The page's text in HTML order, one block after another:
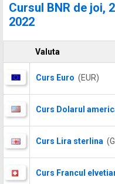
Cursul BNR de joi,
2022
Valuta
Curs Euro (EUR)
Curs Dolarul
Curs Lira sterlina
Curs Francul